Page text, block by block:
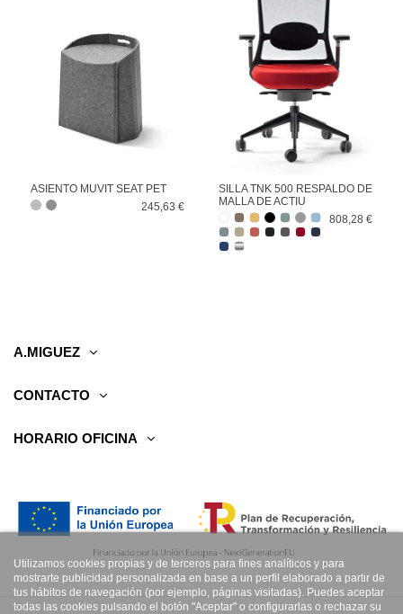
ASIENTO MUVIT SEAT PET
245,63 €
SILLA TNK 500 RESPALDO DE
MALLA DE ACTIU
808,28 €
A.MIGUEZ
CONTACTO
HORARIO OFICINA
Utilizamos cookies propias y de terceros para fines analíticos y para
mostrarte publicidad personalizada en base a un perfil elaborado a partir de
tus hábitos de navegación (por ejemplo, páginas visitadas). Puedes aceptar
todas las cookies pulsando el botón "Aceptar" o configurarlas o rechazar su